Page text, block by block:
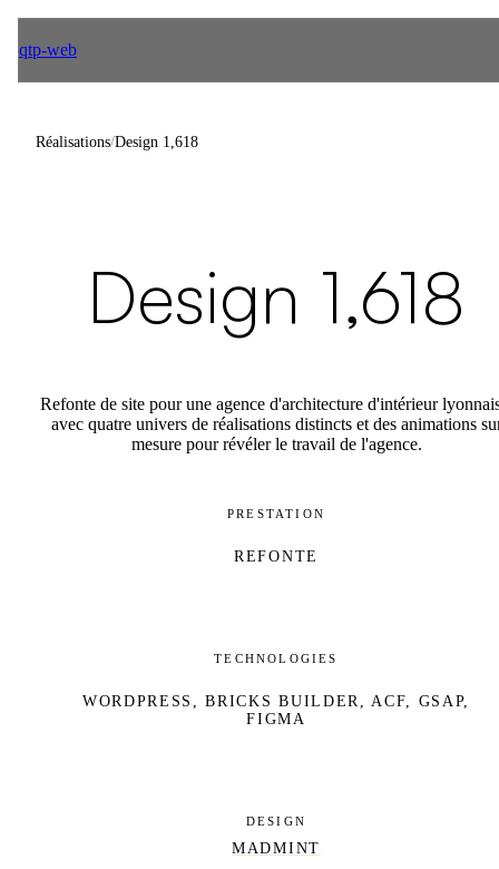
qtp-web
Réalisations/Design 1,618
Design 1,618
Refonte de site pour une agence d'architecture d'intérieur
avec quatre univers de réalisations distincts et des animations
mesure pour révéler le travail de l'agence.
PRESTATION
REFONTE
TECHNOLOGIES
WORDPRESS, BRICKS BUILDER, ACF, GSAP,
FIGMA
DESIGN
MADMINT